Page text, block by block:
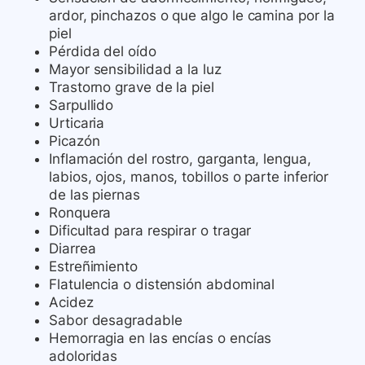
ardor, pinchazos o que algo le camina por la
piel
Pérdida del oído
Mayor sensibilidad a la luz
Trastorno grave de la piel
Sarpullido
Urticaria
Picazón
Inflamación del rostro, garganta, lengua,
labios, ojos, manos, tobillos o parte inferior
de las piernas
Ronquera
Dificultad para respirar o tragar
Diarrea
Estreñimiento
Flatulencia o distensión abdominal
Acidez
Sabor desagradable
Hemorragia en las encías o encías
adoloridas